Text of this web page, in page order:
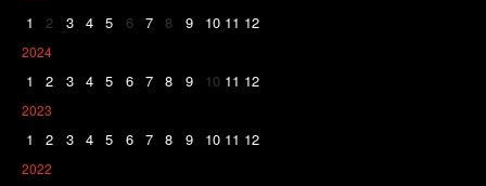
1 2 3 4 5 6 7 8 9 10 11 12
2024
1 2 3 4 5 6 7 8 9 10 11 12
2023
1 2 3 4 5 6 7 8 9 10 11 12
2022